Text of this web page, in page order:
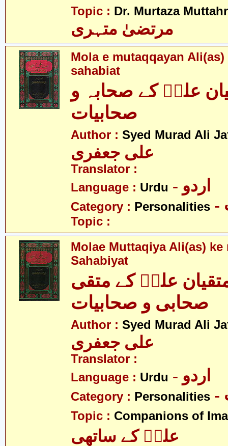
Topic : Dr. Murtaza
مرتضیٰ متہری
Mola e mutaqqayan
sahabiat
علیؑ کے صحابہ و
صحابیات
Author : Syed Murad Ali
علی جعفری
Translator :
Language : Urdu - اردو
Category : Personalities
Topic :
Molae Muttaqiya Ali(as)
Sahabiyat
متقیان علیؑ کے متقی
صحابی و صحابیات
Author : Syed Murad Ali
علی جعفری
Translator :
Language : Urdu - اردو
Category : Personalities
Topic : Companions of
علیؑ کے ساتھی